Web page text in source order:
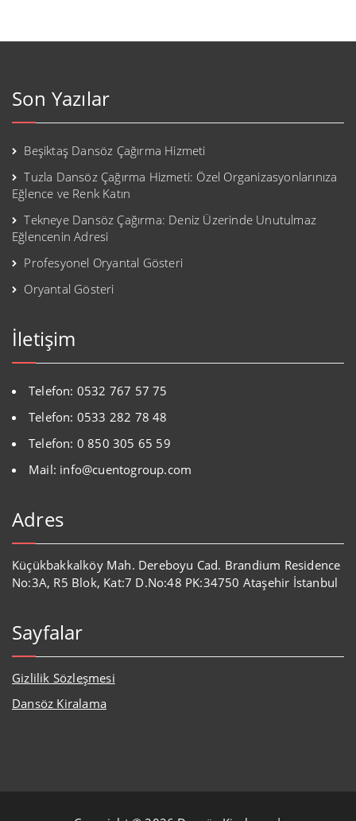
Son Yazılar
Beşiktaş Dansöz Çağırma Hizmeti
Tuzla Dansöz Çağırma Hizmeti: Özel Organizasyonlarınıza
Eğlence ve Renk Katın
Tekneye Dansöz Çağırma: Deniz Üzerinde Unutulmaz
Eğlencenin Adresi
Profesyonel Oryantal Gösteri
Oryantal Gösteri
İletişim
Telefon: 0532 767 57 75
Telefon: 0533 282 78 48
Telefon: 0 850 305 65 59
Mail: info@cuentogroup.com
Adres
Küçükbakkalköy Mah. Dereboyu Cad. Brandium Residence
No:3A, R5 Blok, Kat:7 D.No:48 PK:34750 Ataşehir İstanbul
Sayfalar
Gizlilik Sözleşmesi
Dansöz Kiralama